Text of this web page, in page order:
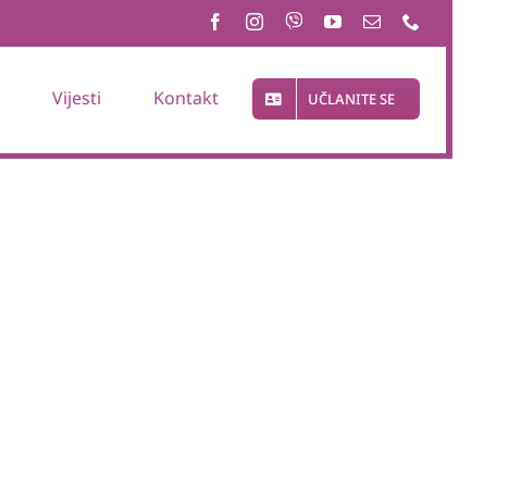
Vijesti Kontakt UČLANITE SE